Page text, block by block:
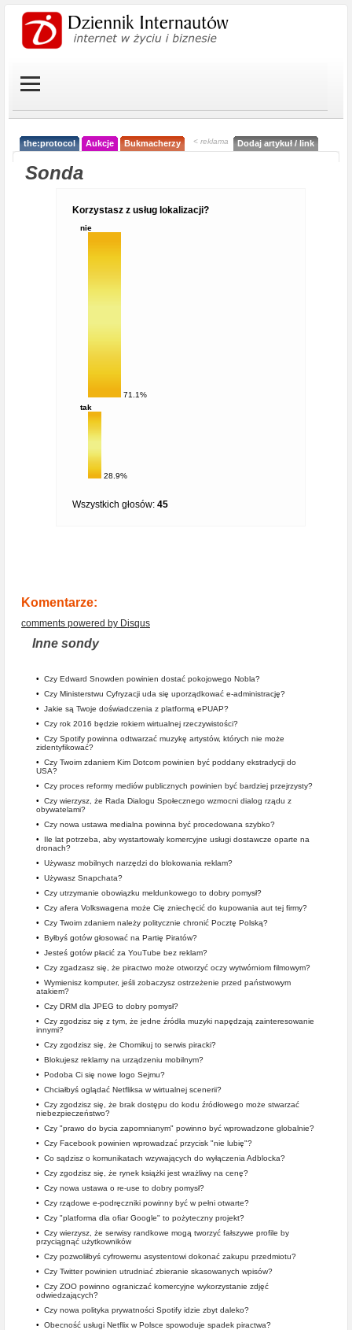
the:protocol Aukcje Bukmacherzy < reklama Dodaj artykuł / link
Sonda
Korzystasz z usług lokalizacji?
nie
71.1%
tak
28.9%
Wszystkich głosów: 45
Komentarze:
comments powered by Disqus
Inne sondy
• Czy Edward Snowden powinien dostać pokojowego Nobla?
• Czy Ministerstwu Cyfryzacji uda się uporządkować e-administrację?
• Jakie są Twoje doświadczenia z platformą ePUAP?
• Czy rok 2016 będzie rokiem wirtualnej rzeczywistości?
• Czy Spotify powinna odtwarzać muzykę artystów, których nie może
zidentyfikować?
• Czy Twoim zdaniem Kim Dotcom powinien być poddany ekstradycji do
USA?
• Czy proces reformy mediów publicznych powinien być bardziej przejrzysty?
• Czy wierzysz, że Rada Dialogu Społecznego wzmocni dialog rządu z
obywatelami?
• Czy nowa ustawa medialna powinna być procedowana szybko?
• Ile lat potrzeba, aby wystartowały komercyjne usługi dostawcze oparte na
dronach?
• Używasz mobilnych narzędzi do blokowania reklam?
• Używasz Snapchata?
• Czy utrzymanie obowiązku meldunkowego to dobry pomysł?
• Czy afera Volkswagena może Cię zniechęcić do kupowania aut tej firmy?
• Czy Twoim zdaniem należy politycznie chronić Pocztę Polską?
• Byłbyś gotów głosować na Partię Piratów?
• Jesteś gotów płacić za YouTube bez reklam?
• Czy zgadzasz się, że piractwo może otworzyć oczy wytwórniom filmowym?
• Wymienisz komputer, jeśli zobaczysz ostrzeżenie przed państwowym
atakiem?
• Czy DRM dla JPEG to dobry pomysł?
• Czy zgodzisz się z tym, że jedne źródła muzyki napędzają zainteresowanie
innymi?
• Czy zgodzisz się, że Chomikuj to serwis piracki?
• Blokujesz reklamy na urządzeniu mobilnym?
• Podoba Ci się nowe logo Sejmu?
• Chciałbyś oglądać Netfliksa w wirtualnej scenerii?
• Czy zgodzisz się, że brak dostępu do kodu źródłowego może stwarzać
niebezpieczeństwo?
• Czy "prawo do bycia zapomnianym" powinno być wprowadzone globalnie?
• Czy Facebook powinien wprowadzać przycisk "nie lubię"?
• Co sądzisz o komunikatach wzywających do wyłączenia Adblocka?
• Czy zgodzisz się, że rynek książki jest wrażliwy na cenę?
• Czy nowa ustawa o re-use to dobry pomysł?
• Czy rządowe e-podręczniki powinny być w pełni otwarte?
• Czy "platforma dla ofiar Google" to pożyteczny projekt?
• Czy wierzysz, że serwisy randkowe mogą tworzyć fałszywe profile by
przyciągnąć użytkowników
• Czy pozwoliłbyś cyfrowemu asystentowi dokonać zakupu przedmiotu?
• Czy Twitter powinien utrudniać zbieranie skasowanych wpisów?
• Czy ZOO powinno ograniczać komercyjne wykorzystanie zdjęć
odwiedzających?
• Czy nowa polityka prywatności Spotify idzie zbyt daleko?
• Obecność usługi Netflix w Polsce spowoduje spadek piractwa?